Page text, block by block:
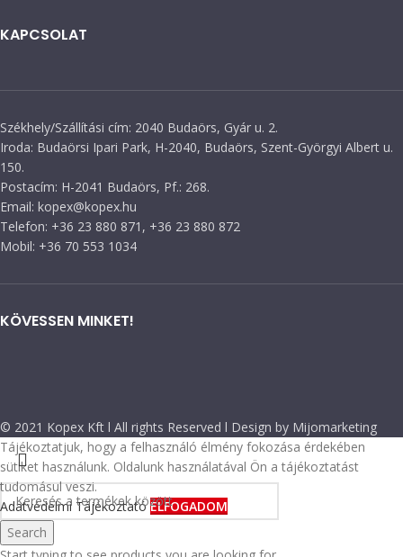
KAPCSOLAT
Székhely/Szállítási cím: 2040 Budaörs, Gyár u. 2.
Iroda: Budaörsi Ipari Park, H-2040, Budaörs, Szent-Györgyi Albert u.
150.
Postacím: H-2041 Budaörs, Pf.: 268.
Email: kopex@kopex.hu
Telefon: +36 23 880 871, +36 23 880 872
Mobil: +36 70 553 1034
KÖVESSEN MINKET!
© 2021 Kopex Kft l All rights Reserved l Design by Mijomarketing
Search
Tájékoztatjuk, hogy a felhasználó élmény fokozása érdekében
sütiket használunk. Oldalunk használatával Ön a tájékoztatást
tudomásul veszi.
Adatvédelmi TájékoztatóELFOGADOM